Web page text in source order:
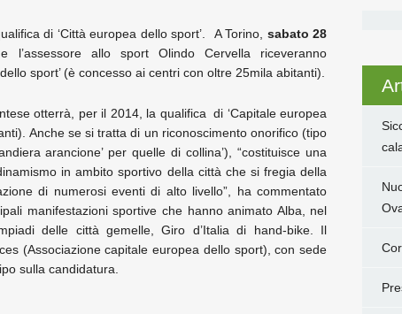
di ‘Città europea dello sport’. A Torino, sabato 28
l’assessore allo sport Olindo Cervella riceveranno
sport’ (è concesso ai centri con oltre 25mila abitanti).
otterrà, per il 2014, la qualifica di ‘Capitale europea
Anche se si tratta di un riconoscimento onorifico (tipo
arancione’ per quelle di collina’), “costituisce una
in ambito sportivo della città che si fregia della
di numerosi eventi di alto livello”, ha commentato
manifestazioni sportive che hanno animato Alba, nel
delle città gemelle, Giro d’Italia di hand-bike. Il
(Associazione capitale europea dello sport), con sede
sulla candidatura.